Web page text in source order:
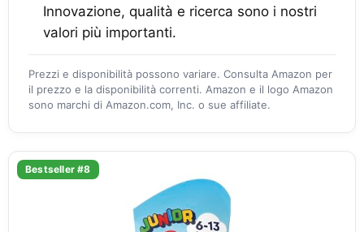
Innovazione, qualità e ricerca sono i nostri
valori più importanti.
Prezzi e disponibilità possono variare. Consulta Amazon per
il prezzo e la disponibilità correnti. Amazon e il logo Amazon
sono marchi di Amazon.com, Inc. o sue affiliate.
Bestseller #8